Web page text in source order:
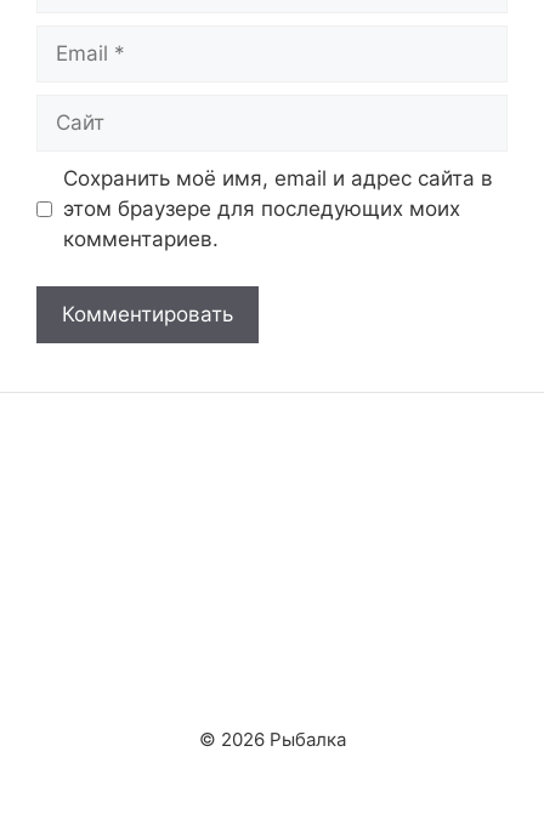
Email
Сайт
Сохранить моё имя, email и адрес сайта в
этом браузере для последующих моих
комментариев.
© 2026 Рыбалка